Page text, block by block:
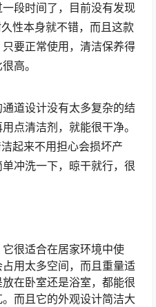
段时间了，目前没有发现
性本身就不错，而且这款
要正常使用，清洁保养得
高。
道设计没有太多复杂的结
点清洁剂，就能很干净。
起来不用担心会损坏产
冲洗一下，晾干就行，很
很适合在居家环境中使
用太多空间，而且重量适
在卧室还是浴室，都能很
而且它的外观设计简洁大